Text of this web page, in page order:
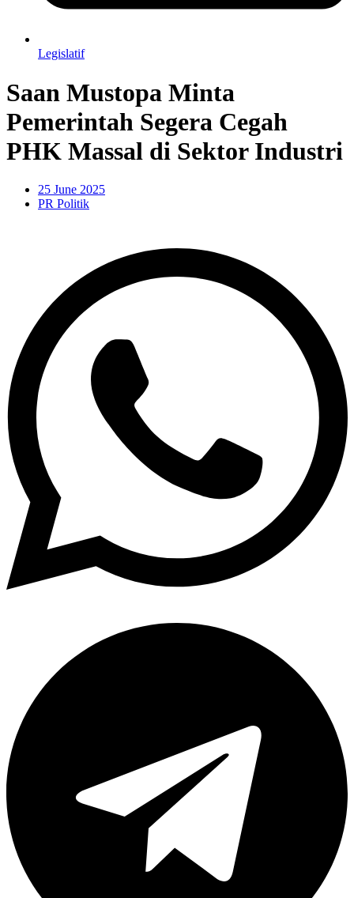
Legislatif
Saan Mustopa Minta
Pemerintah Segera Cegah
PHK Massal di Sektor Industri
25 June 2025
PR Politik